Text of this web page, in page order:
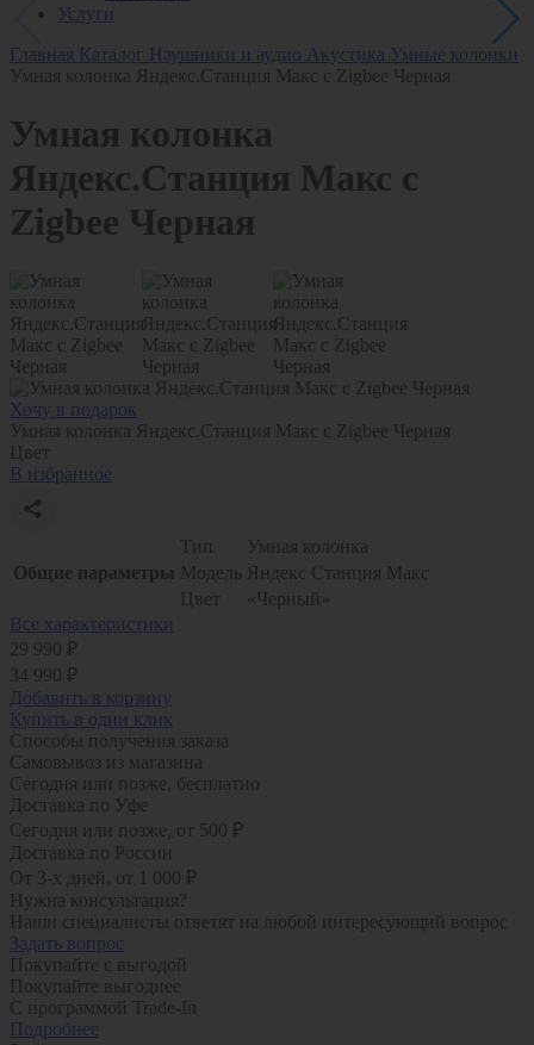
Услуги
Главная Каталог Наушники и аудио Акустика Умные колонки
Умная колонка Яндекс.Станция Макс с Zigbee Черная
Умная колонка
Яндекс.Станция Макс с
Zigbee Черная
Хочу в подарок
Умная колонка Яндекс.Станция Макс с Zigbee Черная
Цвет
В избранное
Общие параметры
Тип
Умная колонка
Модель
Яндекс Станция Макс
Цвет
«Черный»
Все характеристики
29 990 ₽
34 990 ₽
Добавить в корзину
Купить в один клик
Способы получения заказа
Самовывоз из магазина
Сегодня или позже, бесплатно
Доставка по Уфе
Сегодня или позже, от 500 ₽
Доставка по России
От 3-х дней, от 1 000 ₽
Нужна консультация?
Наши специалисты ответят на любой интересующий вопрос
Задать вопрос
Покупайте с выгодой
Покупайте выгоднее
С программой Trade-In
Подробнее